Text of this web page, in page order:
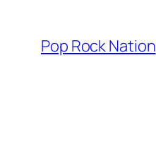
content
Pop Rock Nation